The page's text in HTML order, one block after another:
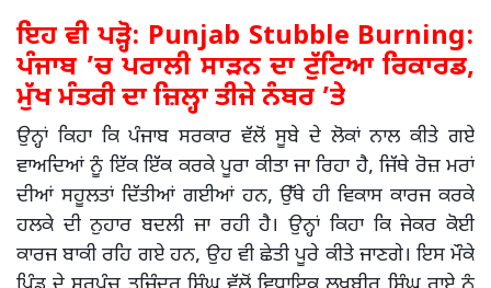
ਇਹ ਵੀ ਪੜ੍ਹੋ: Punjab Stubble Burning:
ਪੰਜਾਬ ’ਚ ਪਰਾਲੀ ਸਾੜਨ ਦਾ ਟੁੱਟਿਆ ਰਿਕਾਰਡ,
ਮੁੱਖ ਮੰਤਰੀ ਦਾ ਜ਼ਿਲ੍ਹਾ ਤੀਜੇ ਨੰਬਰ ’ਤੇ
ਉਨ੍ਹਾਂ ਕਿਹਾ ਕਿ ਪੰਜਾਬ ਸਰਕਾਰ ਵੱਲੋਂ ਸੂਬੇ ਦੇ ਲੋਕਾਂ ਨਾਲ ਕੀਤੇ ਗਏ
ਵਾਅਦਿਆਂ ਨੂੰ ਇੱਕ ਇੱਕ ਕਰਕੇ ਪੂਰਾ ਕੀਤਾ ਜਾ ਰਿਹਾ ਹੈ, ਜਿੱਥੇ ਰੋਜ਼ ਮਰਾਂ
ਦੀਆਂ ਸਹੂਲਤਾਂ ਦਿੱਤੀਆਂ ਗਈਆਂ ਹਨ, ਉੱਥੇ ਹੀ ਵਿਕਾਸ ਕਾਰਜ ਕਰਕੇ
ਹਲਕੇ ਦੀ ਨੁਹਾਰ ਬਦਲੀ ਜਾ ਰਹੀ ਹੈ। ਉਨ੍ਹਾਂ ਕਿਹਾ ਕਿ ਜੇਕਰ ਕੋਈ
ਕਾਰਜ ਬਾਕੀ ਰਹਿ ਗਏ ਹਨ, ਉਹ ਵੀ ਛੇਤੀ ਪੂਰੇ ਕੀਤੇ ਜਾਣਗੇ। ਇਸ ਮੌਕੇ